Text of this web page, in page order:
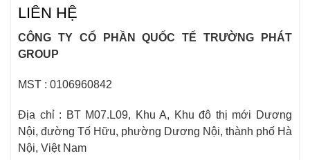
LIÊN HỆ
CÔNG TY CỔ PHẦN QUỐC TẾ TRƯỜNG PHÁT
GROUP
MST : 0106960842
Địa chỉ : BT M07.L09, Khu A, Khu đô thị mới Dương
Nội, đường Tố Hữu, phường Dương Nội, thành phố Hà
Nội, Việt Nam